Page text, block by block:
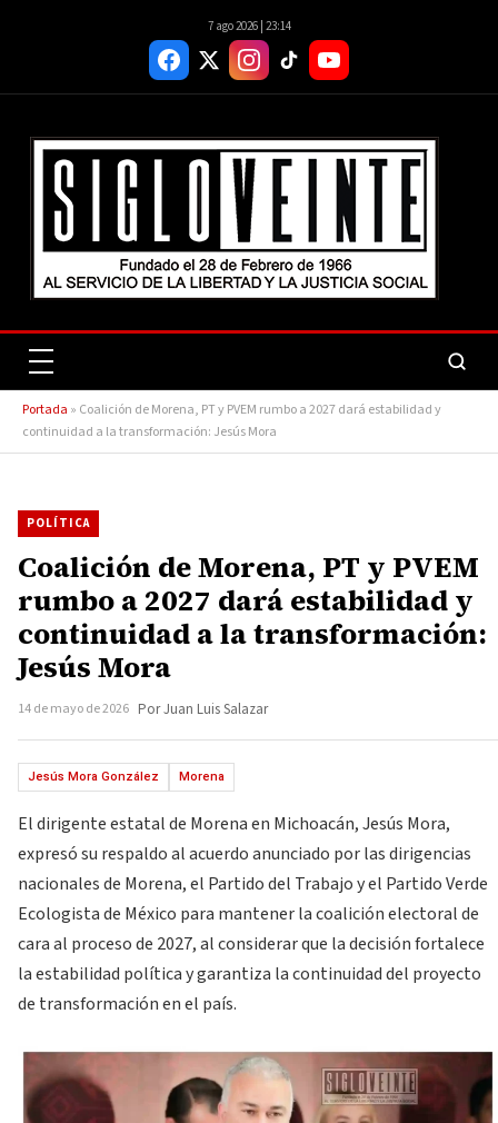
7 ago 2026 | 23:14
Portada » Coalición de Morena, PT y PVEM rumbo a 2027 dará estabilidad y
continuidad a la transformación: Jesús Mora
POLÍTICA
Coalición de Morena, PT y PVEM
rumbo a 2027 dará estabilidad y
continuidad a la transformación:
Jesús Mora
14 de mayo de 2026 Por Juan Luis Salazar
Jesús Mora González Morena
El dirigente estatal de Morena en Michoacán, Jesús Mora,
expresó su respaldo al acuerdo anunciado por las dirigencias
nacionales de Morena, el Partido del Trabajo y el Partido Verde
Ecologista de México para mantener la coalición electoral de
cara al proceso de 2027, al considerar que la decisión fortalece
la estabilidad política y garantiza la continuidad del proyecto
de transformación en el país.